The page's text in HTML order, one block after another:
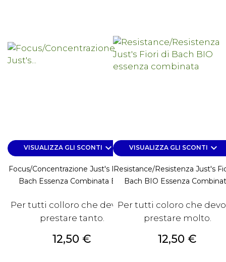
VISUALIZZA GLI SCONTI keyboard_arrow_down
Focus/Concentrazione Just's Fiori Di
Bach Essenza Combinata BIO
Per tutti colloro che devono
prestare tanto.
Prezzo
12,50 €
VISUALIZZA GLI SCONTI keyboard_arrow_down
Resistance/Resistenza Just's
Bach BIO Essenza
Per tutti coloro che
prestare molto.
Prezzo
12,50 €